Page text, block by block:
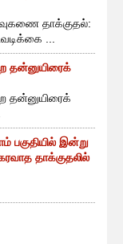
தாக்குதல்:
...
தன்னுயிரைக்
தன்னுயிரைக்
பகுதியில் இன்று
தாக்குதலில்